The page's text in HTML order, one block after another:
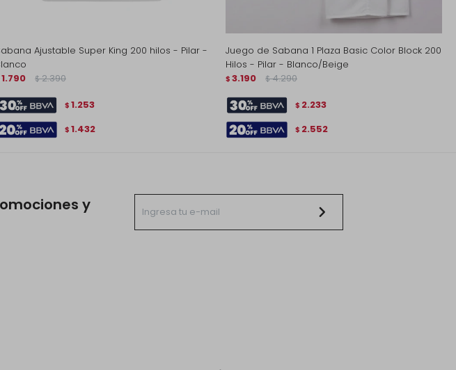
Ajustable Super King 200 hilos - Pilar -
1.790 $ 2.390
$ 1.253
$ 1.432
Juego de Sabana 1 Plaza Basic Color Block 200
Hilos - Pilar - Blanco/Beige
$ 3.190 $ 4.290
$ 2.233
$ 2.552
y